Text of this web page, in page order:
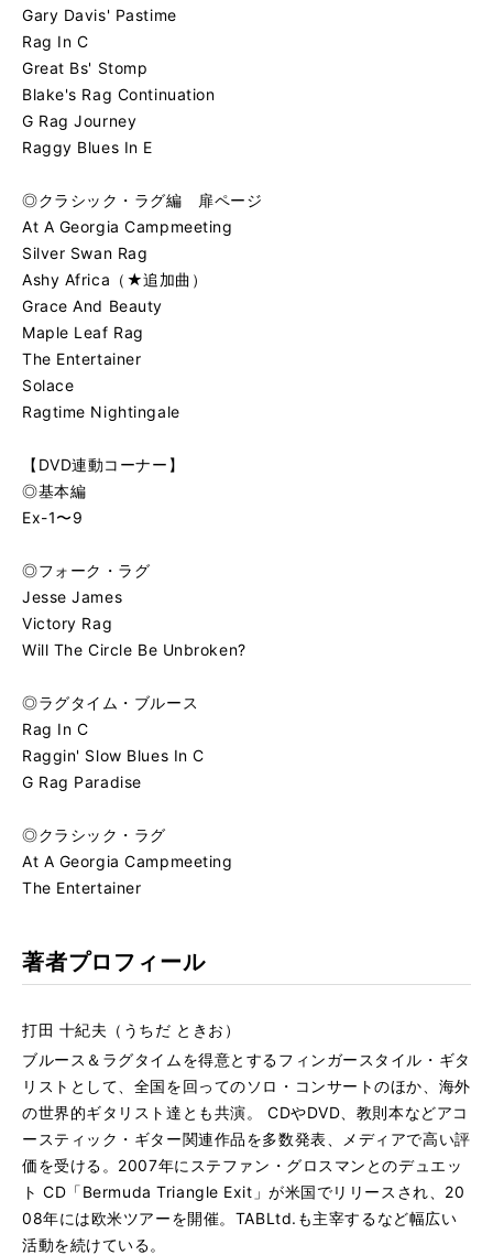
Gary Davis' Pastime
Rag In C
Great Bs' Stomp
Blake's Rag Continuation
G Rag Journey
Raggy Blues In E
◎クラシック・ラグ編 扉ページ
At A Georgia Campmeeting
Silver Swan Rag
Ashy Africa（★追加曲）
Grace And Beauty
Maple Leaf Rag
The Entertainer
Solace
Ragtime Nightingale
【DVD連動コーナー】
◎基本編
Ex-1〜9
◎フォーク・ラグ
Jesse James
Victory Rag
Will The Circle Be Unbroken?
◎ラグタイム・ブルース
Rag In C
Raggin' Slow Blues In C
G Rag Paradise
◎クラシック・ラグ
At A Georgia Campmeeting
The Entertainer
著者プロフィール
打田 十紀夫（うちだ ときお）
ブルース＆ラグタイムを得意とするフィンガースタイル・ギタ
リストとして、全国を回ってのソロ・コンサートのほか、海外
の世界的ギタリスト達とも共演。 CDやDVD、教則本などアコ
ースティック・ギター関連作品を多数発表、メディアで高い評
価を受ける。2007年にステファン・グロスマンとのデュエッ
ト CD「Bermuda Triangle Exit」が米国でリリースされ、20
08年には欧米ツアーを開催。TABLtd.も主宰するなど幅広い
活動を続けている。